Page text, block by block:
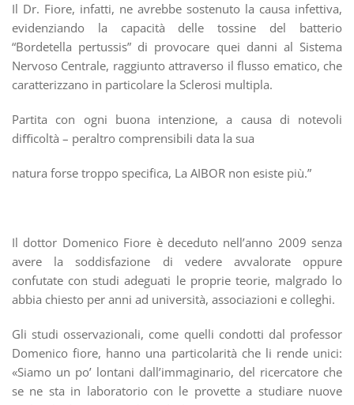
Il Dr. Fiore, infatti, ne avrebbe sostenuto la causa infettiva,
evidenziando la capacità delle tossine del batterio
“Bordetella pertussis” di provocare quei danni al Sistema
Nervoso Centrale, raggiunto attraverso il flusso ematico, che
caratterizzano in particolare la Sclerosi multipla.
Partita con ogni buona intenzione, a causa di notevoli
diﬃcoltà – peraltro comprensibili data la sua
natura forse troppo specifica, La AIBOR non esiste più.”
Il dottor Domenico Fiore è deceduto nell’anno 2009 senza
avere la soddisfazione di vedere avvalorate oppure
confutate con studi adeguati le proprie teorie, malgrado lo
abbia chiesto per anni ad università, associazioni e colleghi.
Gli studi osservazionali, come quelli condotti dal professor
Domenico fiore, hanno una particolarità che li rende unici:
«Siamo un po’ lontani dall’immaginario, del ricercatore che
se ne sta in laboratorio con le provette a studiare nuove